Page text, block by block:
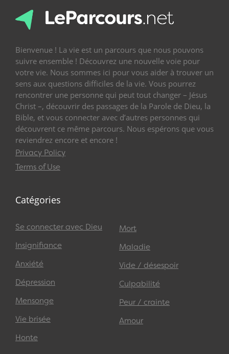
Bienvenue ! La vie est un parcours que nous pouvons
suivre ensemble ! Découvrez une nouvelle voie pour
votre vie. Nous sommes ici pour vous aider à trouver un
sens aux questions difficiles de la vie. Vous pourrez
rencontrer une personne qui peut tout changer – Jésus
Christ –, découvrir des passages de la Parole de Dieu, la
Bible, et vous connecter avec d’autres personnes qui
découvrent ce même parcours. Nous espérons que vous
reviendrez encore et encore !
Privacy Policy
Terms of Use
Catégories
Se connecter avec Dieu
Insignifiance
Anxiété
Dépression
Mensonge
Vie brisée
Honte
Mort
Maladie
Vide / désespoir
Culpabilité
Peur / crainte
Amour